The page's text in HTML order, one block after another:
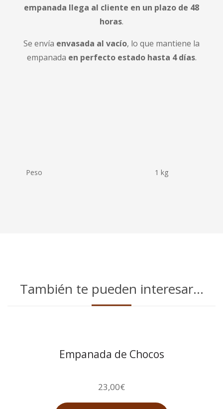
empanada llega al cliente en un plazo de 48
horas.
Se envía envasada al vacío, lo que mantiene la
empanada en perfecto estado hasta 4 días.
Peso 1 kg
También te pueden interesar...
Empanada de Chocos
23,00€